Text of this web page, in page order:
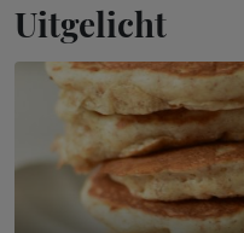
Uitgelicht